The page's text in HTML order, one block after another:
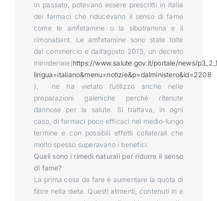
In passato, potevano essere prescritti in Italia
dei farmaci che riducevano il senso di fame
come le amfetamine o la sibutramina e il
rimonabant. Le amfetamine sono state tolte
dal commercio e dall’agosto 2015, un decreto
ministeriale(https://www.salute.gov.it/portale/news/
lingua=italiano&menu=notizie&p=dalministero&id=2208
), ne ha vietato l’utilizzo anche nelle
preparazioni galeniche perché ritenute
dannose per la salute. Si trattava, in ogni
caso, di farmaci poco efficaci nel medio-lungo
termine e con possibili effetti collaterali che
molto spesso superavano i benefici.
Quali sono i rimedi naturali per ridurre il senso
di fame?
La prima cosa da fare è aumentare la quota di
fibre nella dieta. Questi alimenti, contenuti in e